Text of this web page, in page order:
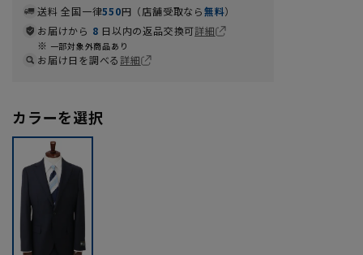
送料 全国一律550円（店舗受取なら無料）
お届けから 8 日以内の返品交換可詳細
一部対象外商品あり
お届け日を調べる詳細
カラーを選択